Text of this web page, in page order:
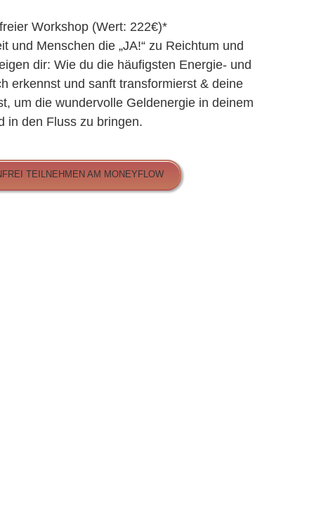
Workshop (Wert: 222€)*
und Menschen die „JA!“ zu Reichtum und
dir: Wie du die häufigsten Energie- und
erkennst und sanft transformierst & deine
um die wundervolle Geldenergie in deinem
in den Fluss zu bringen.
TEILNEHMEN AM MONEYFLOW